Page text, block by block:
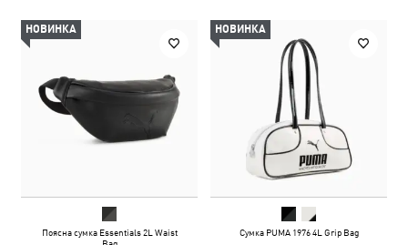
НОВИНКА
Поясна сумка Essentials 2L Waist
НОВИНКА
Сумка PUMA 1976 4L Grip Bag